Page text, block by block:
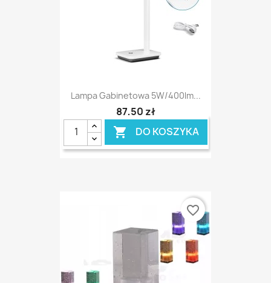
Lampa Gabinetowa 5W/400lm...
87,50 zł
 DO KOSZYKA
favorite_border